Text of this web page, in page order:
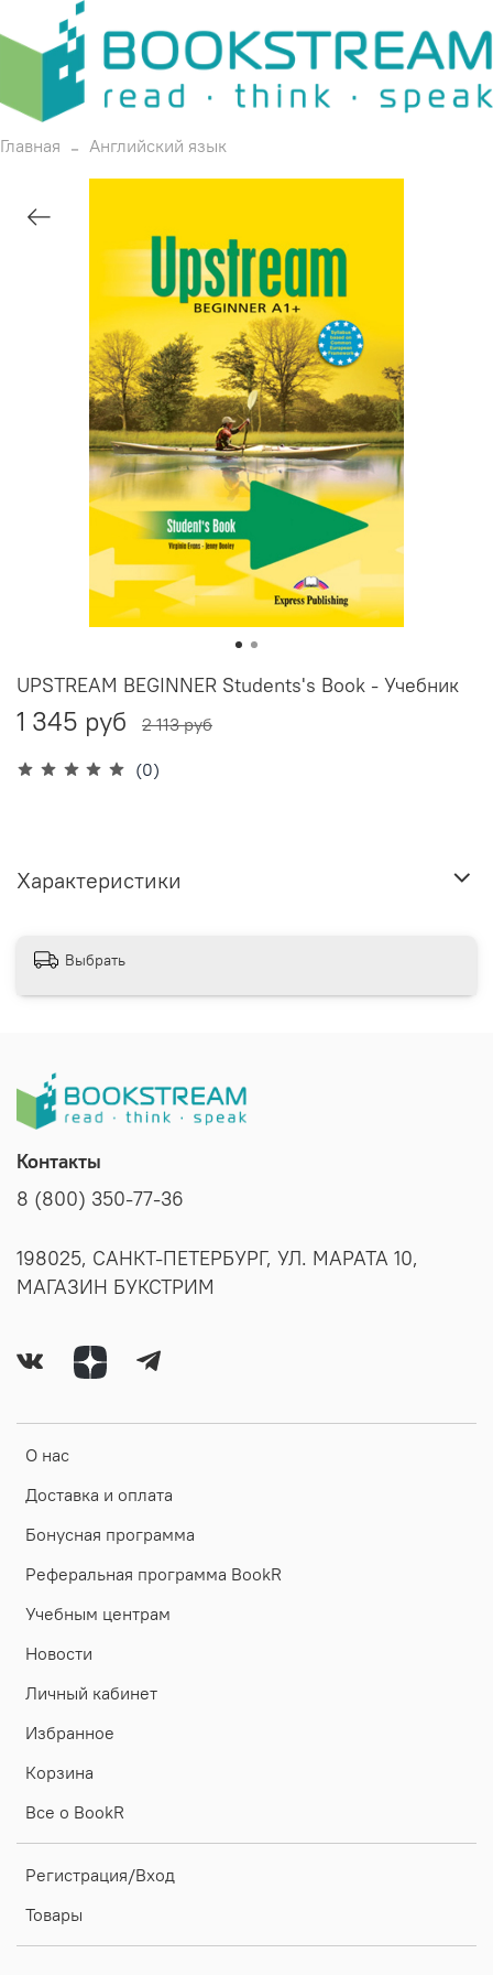
Главная Английский язык
(0)
UPSTREAM BEGINNER Students's Book - Учебник
1 345 руб 2 113 руб
Характеристики
Выбрать
О нас
Доставка и оплата
Бонусная программа
Реферальная программа BookR
Учебным центрам
Новости
Личный кабинет
Избранное
Корзина
Все о BookR
Регистрация/Вход
Товары
Контакты
8 (800) 350-77-36
198025, САНКТ-ПЕТЕРБУРГ, УЛ. МАРАТА 10,
МАГАЗИН БУКСТРИМ